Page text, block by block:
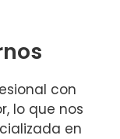
con
lo que nos
en